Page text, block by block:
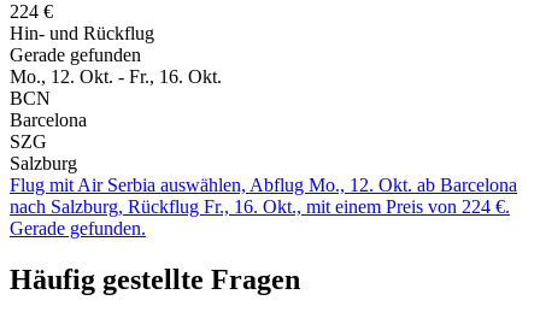
224 €
Hin- und Rückflug
Gerade gefunden
Mo., 12. Okt. - Fr., 16. Okt.
BCN
Barcelona
SZG
Salzburg
Flug mit Air Serbia auswählen, Abflug Mo., 12. Okt. ab Barcelona
nach Salzburg, Rückflug Fr., 16. Okt., mit einem Preis von 224 €.
Gerade gefunden.
Häufig gestellte Fragen